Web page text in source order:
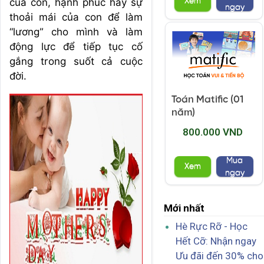
của con, hạnh phúc hay sự
thoải mái của con để làm
“lương” cho mình và làm
động lực để tiếp tục cố
gắng trong suốt cả cuộc
đời.
ngay
Toán Matific (01
năm)
800.000 VND
Xem
Mua
ngay
Mới nhất
Hè Rực Rỡ - Học
Hết Cỡ: Nhận ngay
Ưu đãi đến 30% cho